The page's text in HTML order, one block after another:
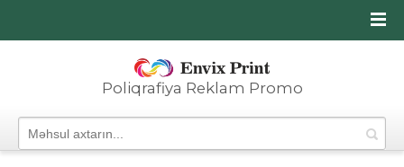
Poliqrafiya Reklam Promo